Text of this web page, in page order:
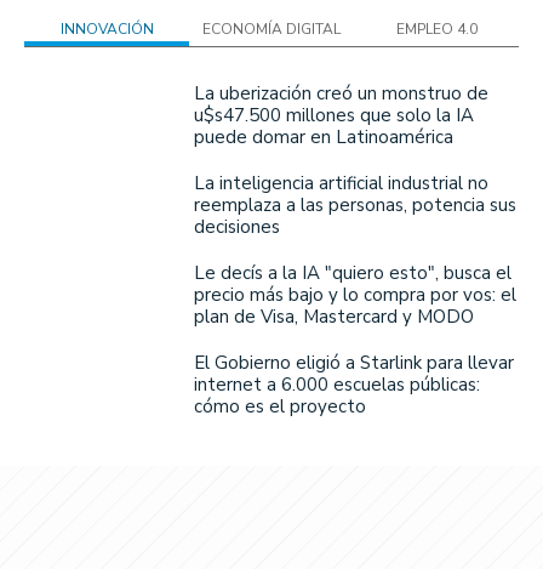
INNOVACIÓN ECONOMÍA DIGITAL EMPLEO 4.0
La uberización creó un monstruo de
u$s47.500 millones que solo la IA
puede domar en Latinoamérica
La inteligencia artificial industrial no
reemplaza a las personas, potencia sus
decisiones
Le decís a la IA "quiero esto", busca el
precio más bajo y lo compra por vos: el
plan de Visa, Mastercard y MODO
El Gobierno eligió a Starlink para llevar
internet a 6.000 escuelas públicas:
cómo es el proyecto